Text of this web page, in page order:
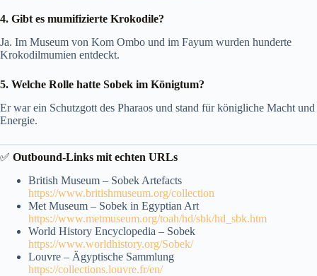
4. Gibt es mumifizierte Krokodile?
Ja. Im Museum von Kom Ombo und im Fayum wurden hunderte
Krokodilmumien entdeckt.
5. Welche Rolle hatte Sobek im Königtum?
Er war ein Schutzgott des Pharaos und stand für königliche Macht und
Energie.
✅ Outbound-Links mit echten URLs
British Museum – Sobek Artefacts
https://www.britishmuseum.org/collection
Met Museum – Sobek in Egyptian Art
https://www.metmuseum.org/toah/hd/sbk/hd_sbk.htm
World History Encyclopedia – Sobek
https://www.worldhistory.org/Sobek/
Louvre – Ägyptische Sammlung
https://collections.louvre.fr/en/